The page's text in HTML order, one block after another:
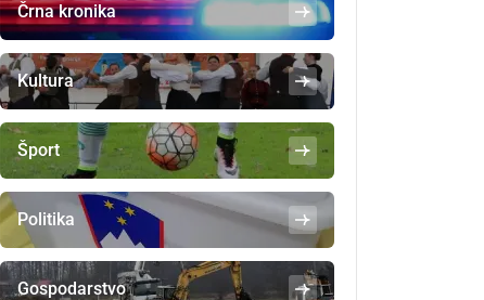
Črna kronika
Kultura
Šport
Politika
Gospodarstvo